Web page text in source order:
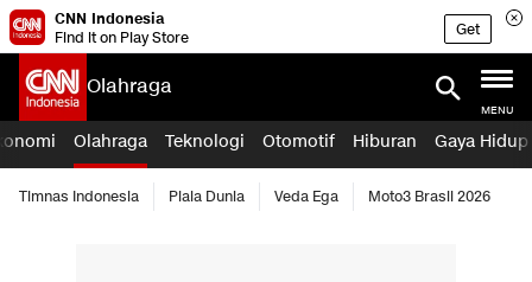
CNN Indonesia
Find it on Play Store
Get
Olahraga
MENU
Olahraga Teknologi Otomotif Hiburan Gaya Hidup
Timnas Indonesia Piala Dunia Veda Ega Moto3 Brasil 2026